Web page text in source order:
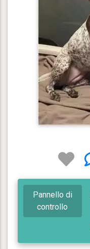
Pannello di
controllo